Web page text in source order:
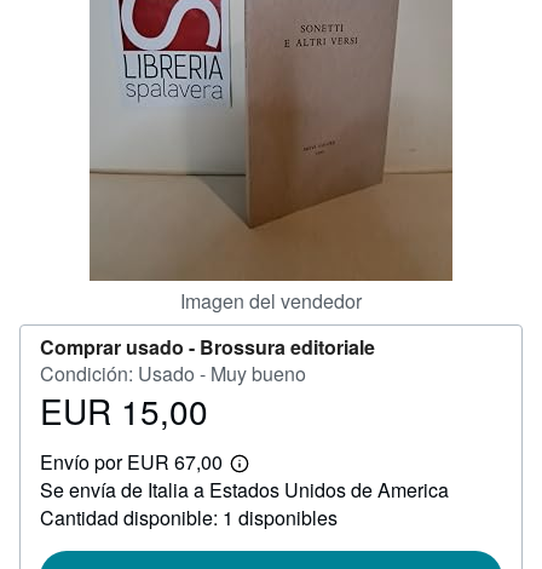
CERRAR
Imagen del vendedor
Comprar usado - Brossura editoriale
Condición: Usado - Muy bueno
Precio
15,00
EUR 15,00
Envío por EUR 67,00
Más
información
sobre
las
Se envía de Italia a Estados Unidos de America
Cantidad disponible: 1 disponibles